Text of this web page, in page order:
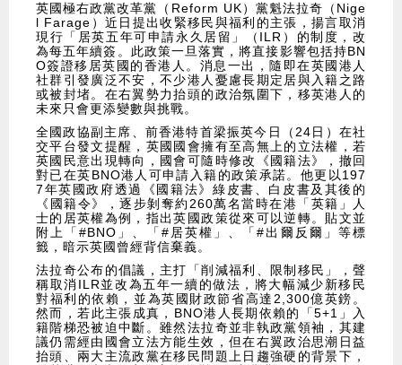
英國極右政黨改革黨（Reform UK）黨魁法拉奇（Nige
l Farage）近日提出收緊移民與福利的主張，揚言取消
現行「居英五年可申請永久居留」（ILR）的制度，改
為每五年續簽。此政策一旦落實，將直接影響包括持BN
O簽證移居英國的香港人。消息一出，隨即在英國港人
社群引發廣泛不安，不少港人憂慮長期定居與入籍之路
或被封堵。在右翼勢力抬頭的政治氛圍下，移英港人的
未來只會更添變數與挑戰。
全國政協副主席、前香港特首梁振英今日（24日）在社
交平台發文提醒，英國國會擁有至高無上的立法權，若
英國民意出現轉向，國會可隨時修改《國籍法》，撤回
對已在英BNO港人可申請入籍的政策承諾。他更以197
7年英國政府透過《國籍法》綠皮書、白皮書及其後的
《國籍令》，逐步剝奪約260萬名當時在港「英籍」人
士的居英權為例，指出英國政策從來可以逆轉。貼文並
附上「#BNO」、「#居英權」、「#出爾反爾」等標
籤，暗示英國曾經背信棄義。
法拉奇公布的倡議，主打「削減福利、限制移民」，聲
稱取消ILR並改為五年一續的做法，將大幅減少新移民
對福利的依賴，並為英國財政節省高達2,300億英鎊。
然而，若此主張成真，BNO港人長期依賴的「5+1」入
籍階梯恐被迫中斷。雖然法拉奇並非執政黨領袖，其建
議仍需經由國會立法方能生效，但在右翼政治思潮日益
抬頭、兩大主流政黨在移民問題上日趨強硬的背景下，